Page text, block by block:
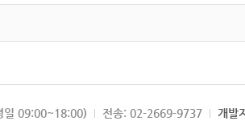
일 09:00~18:00) 전송: 02-2669-9737 개발